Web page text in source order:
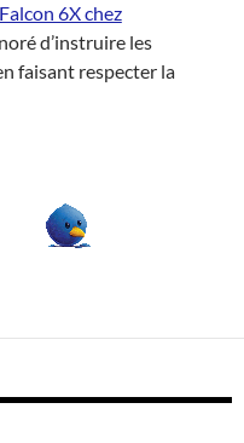
Falcon 6X chez
d’instruire les
faisant respecter la